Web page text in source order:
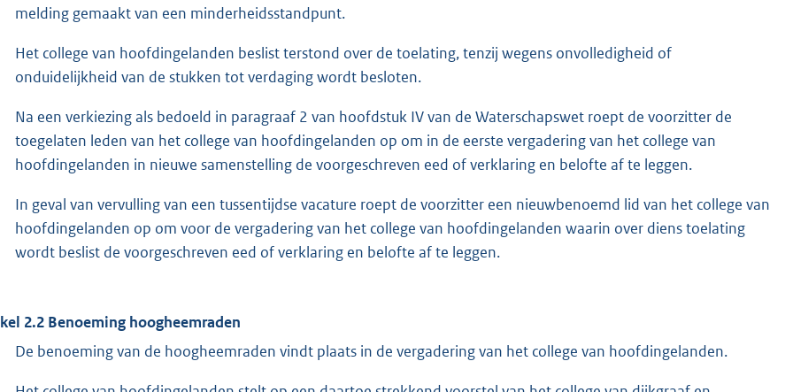
melding gemaakt van een minderheidsstandpunt.
Het college van hoofdingelanden beslist terstond over de toelating, tenzij wegens onvolledigheid of
onduidelijkheid van de stukken tot verdaging wordt besloten.
Na een verkiezing als bedoeld in paragraaf 2 van hoofdstuk IV van de Waterschapswet roept de voorzitter de
toegelaten leden van het college van hoofdingelanden op om in de eerste vergadering van het college van
hoofdingelanden in nieuwe samenstelling de voorgeschreven eed of verklaring en belofte af te leggen.
In geval van vervulling van een tussentijdse vacature roept de voorzitter een nieuwbenoemd lid van het college van
hoofdingelanden op om voor de vergadering van het college van hoofdingelanden waarin over diens toelating
wordt beslist de voorgeschreven eed of verklaring en belofte af te leggen.
2.2 Benoeming hoogheemraden
De benoeming van de hoogheemraden vindt plaats in de vergadering van het college van hoofdingelanden.